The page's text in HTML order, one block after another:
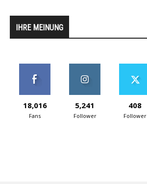
IHRE MEINUNG
18,016
Fans
5,241
Follower
408
Follower